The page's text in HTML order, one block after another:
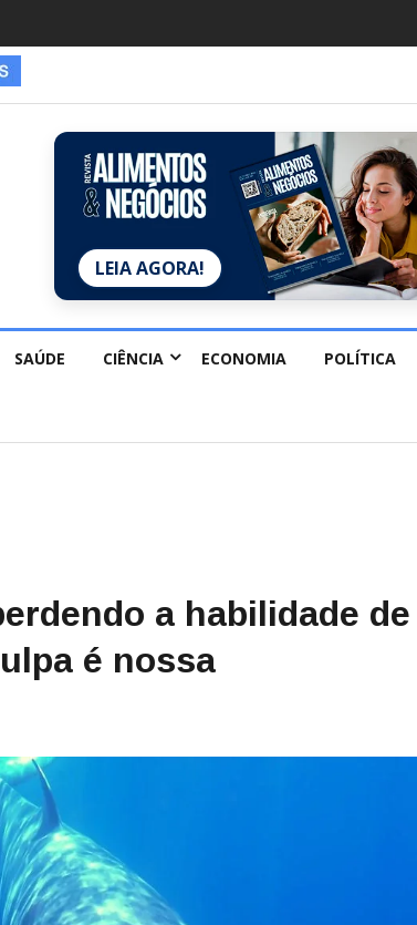
redescobrindo hobbies para desacelerar
LEIA AGORA!
SAÚDE CIÊNCIA ECONOMIA POLÍTICA
a habilidade de
é nossa